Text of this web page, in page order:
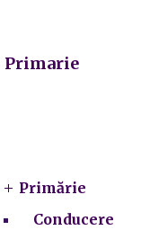
Primarie
Primărie
Conducere